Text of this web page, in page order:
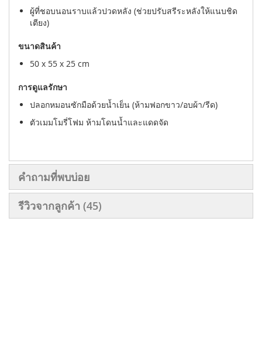
ผู้ที่ชอบนอนราบแล้วปวดหลัง (ช่วยปรับสรีระหลังให้แนบชิด
เตียง)
ขนาดสินค้า
50 x 55 x 25 cm
การดูแลรักษา
ปลอกหมอนซักมือด้วยน้ำเย็น (ห้ามฟอกขาว/อบผ้า/รีด)
ตัวเมมโมรี่โฟม ห้ามโดนน้ำและแดดจัด
คำถามที่พบบ่อย
รีวิวจากลูกค้า 45